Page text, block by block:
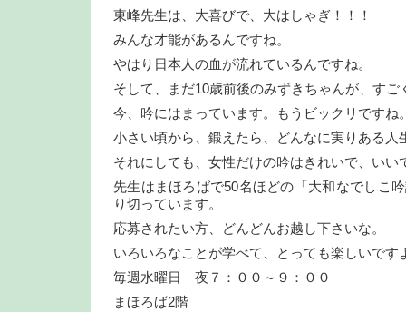
東峰先生は、大喜びで、大はしゃぎ！！！
みんな才能があるんですね。
やはり日本人の血が流れているんですね。
そして、まだ10歳前後のみずきちゃんが、すご
今、吟にはまっています。もうビックリですね
小さい頃から、鍛えたら、どんなに実りある人
それにしても、女性だけの吟はきれいで、いい
先生はまほろばで50名ほどの「大和なでしこ
り切っています。
応募されたい方、どんどんお越し下さいな。
いろいろなことが学べて、とっても楽しいです
毎週水曜日 夜７：００～９：００
まほろば2階